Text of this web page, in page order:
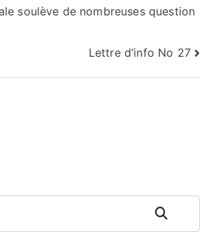
soulève de nombreuses question
Lettre d’info No 27
Rechercher